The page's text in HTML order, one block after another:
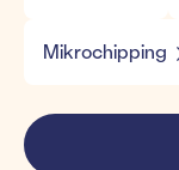
Mikrochipping